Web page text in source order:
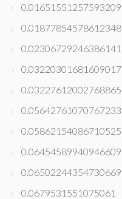
0.01651551257593209
0.01877854578612348
0.02306729246386141
0.03220301681609017
0.03227612002768865
0.05642761070767233
0.05862154086710525
0.06454589940946609
0.06502244354730669
0.0679531551075061